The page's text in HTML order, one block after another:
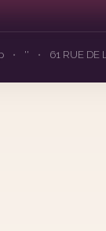
• '' • 61 RUE DE